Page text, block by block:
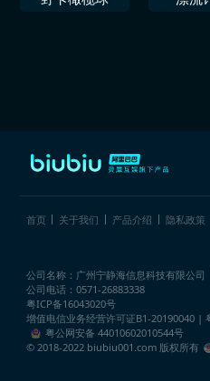
首页 关于我们 产品介绍 隐私政策
公司名称：广州宁静海信息科技有限公司
公司电话：0571-26883338
粤ICP备16043020号
增值电信业务经营许可证B1-20190040 |
粤公网安备 44010602010544号
© 2018-2022 biubiu001.com 版权所有